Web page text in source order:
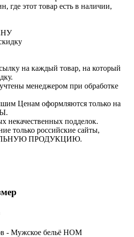
где этот товар есть в наличии,
на каждый товар, на который
менеджером при обработке
Ценам оформляются только на
.
некачественных подделок.
только российские сайты,
ПРОДУКЦИЮ.